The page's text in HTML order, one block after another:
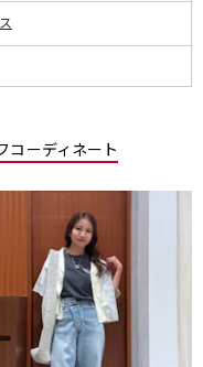
コーディネート